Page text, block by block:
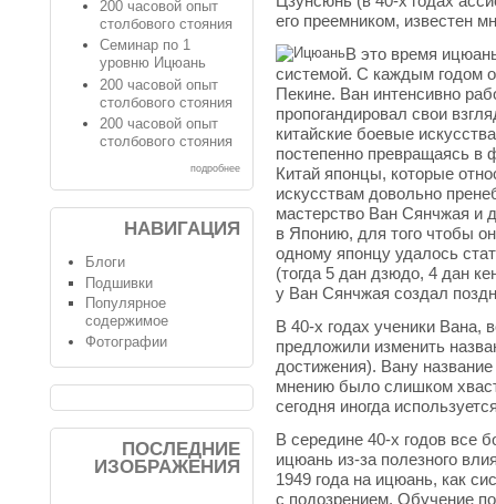
его преемником, известен
В это время
системой. С каждым годом
Пекине. Ван интенсивно
пропогандировал свои
китайские боевые
постепенно превращаясь в
Китай японцы, которые
искусствам довольно
мастерство Ван Сянчжая и
в Японию, для того чтобы
одному японцу удалось
(тогда 5 дан дзюдо, 4 дан
у Ван Сянчжая создал
В 40-х годах ученики Вана,
предложили изменить
достижения). Вану
мнению было слишком
сегодня иногда
В середине 40-х годов все
ицюань из-за полезного
1949 года на ицюань, как
с подозрением. Обучение
200 часовой опыт
столбового стояния
Семинар по 1
уровню Ицюань
200 часовой опыт
столбового стояния
200 часовой опыт
столбового стояния
подробнее
НАВИГАЦИЯ
Блоги
Подшивки
Популярное
содержимое
Фотографии
ПОСЛЕДНИЕ
ИЗОБРАЖЕНИЯ